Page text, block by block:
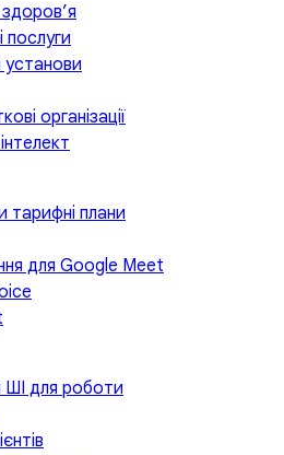
послуги
установи
організації
тарифні плани
для Google Meet
ШІ для роботи